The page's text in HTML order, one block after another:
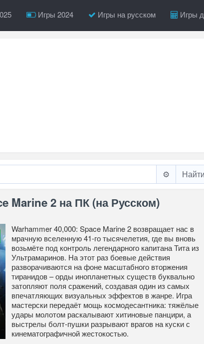
Игры 2024 Игры на русском Игры
⚙️
Marine 2 на ПК (на Русском)
Warhammer 40,000: Space Marine 2 возвращает нас в
мрачную вселенную 41-го тысячелетия, где вы вновь
возьмёте под контроль легендарного капитана Тита из
Ультрамаринов. На этот раз боевые действия
разворачиваются на фоне масштабного вторжения
тиранидов – орды инопланетных существ буквально
затопляют поля сражений, создавая один из самых
впечатляющих визуальных эффектов в жанре. Игра
мастерски передаёт мощь космодесантника: тяжёлые
удары молотом раскалывают хитиновые панцири, а
выстрелы болт-пушки разрывают врагов на куски с
кинематографичной жестокостью.